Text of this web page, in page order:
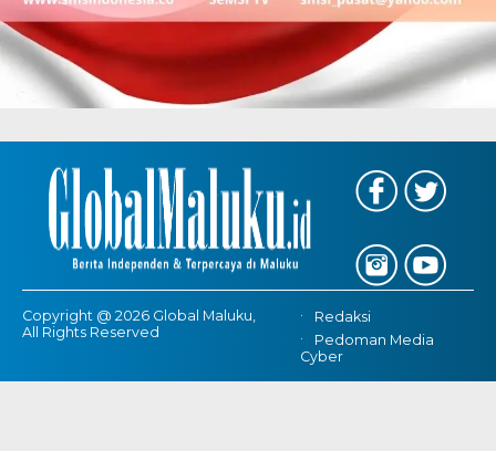
Copyright @ 2026 Global Maluku,
All Rights Reserved
Redaksi
Pedoman Media
Cyber